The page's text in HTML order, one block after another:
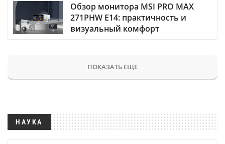
Обзор монитора MSI PRO MAX
271PHW E14: практичность и
визуальный комфорт
ПОКАЗАТЬ ЕЩЕ
НАУКА